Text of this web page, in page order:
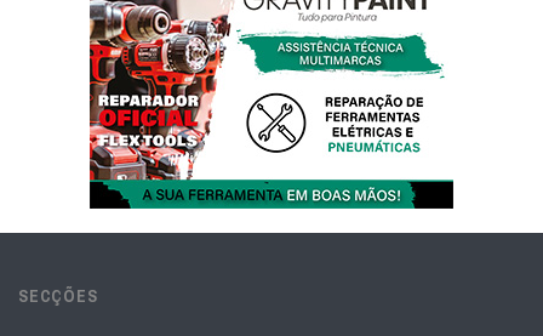
SECÇÕES